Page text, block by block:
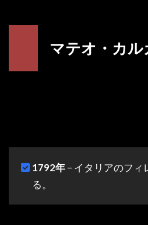
マテオ・カ
1792年– イタリアのフ
る。